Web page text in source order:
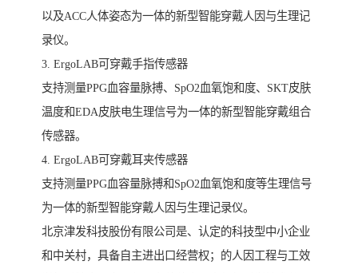
以及ACC人体姿态为一体的新型智能穿戴人因与生理记
录仪。
3. ErgoLAB可穿戴手指传感器
支持测量PPG血容量脉搏、SpO2血氧饱和度、SKT皮肤
温度和EDA皮肤电生理信号为一体的新型智能穿戴组合
传感器。
4. ErgoLAB可穿戴耳夹传感器
支持测量PPG血容量脉搏和SpO2血氧饱和度等生理信号
为一体的新型智能穿戴人因与生理记录仪。
北京津发科技股份有限公司是、认定的科技型中小企业
和中关村，具备自主进出口经营权；的人因工程与工效